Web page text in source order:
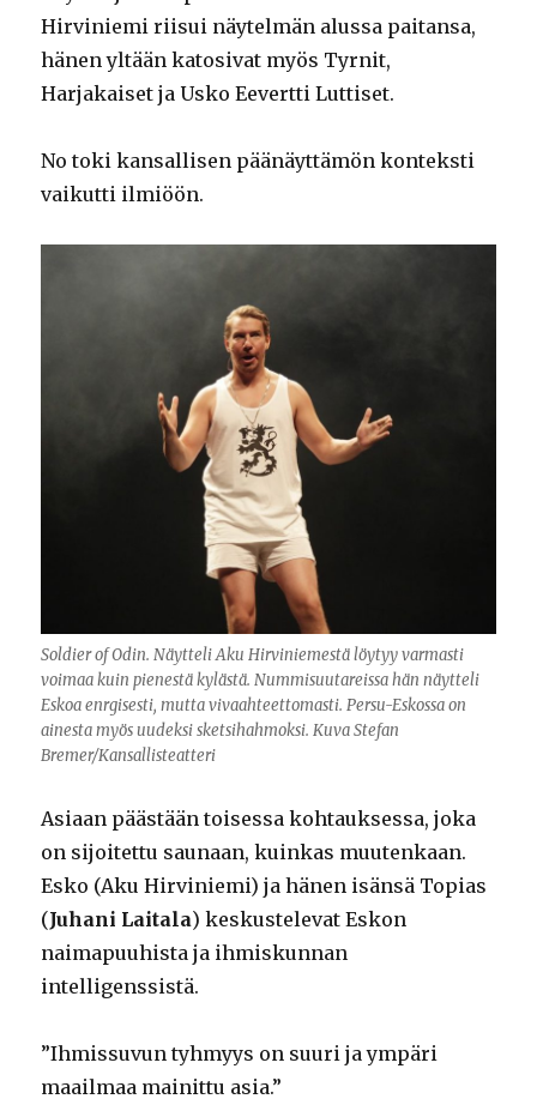
Hirviniemi riisui näytelmän alussa paitansa,
hänen yltään katosivat myös Tyrnit,
Harjakaiset ja Usko Eevertti Luttiset.
No toki kansallisen päänäyttämön konteksti
vaikutti ilmiöön.
Soldier of Odin. Näytteli Aku Hirviniemestä löytyy varmasti
voimaa kuin pienestä kylästä. Nummisuutareissa hän näytteli
Eskoa enrgisesti, mutta vivaahteettomasti. Persu-Eskossa on
ainesta myös uudeksi sketsihahmoksi. Kuva Stefan
Bremer/Kansallisteatteri
Asiaan päästään toisessa kohtauksessa, joka
on sijoitettu saunaan, kuinkas muutenkaan.
Esko (Aku Hirviniemi) ja hänen isänsä Topias
(Juhani Laitala) keskustelevat Eskon
naimapuuhista ja ihmiskunnan
intelligenssistä.
”Ihmissuvun tyhmyys on suuri ja ympäri
maailmaa mainittu asia.”